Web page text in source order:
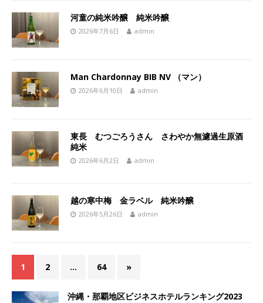
河童の純米吟醸 純米吟醸
2026年7月6日 admin
Man Chardonnay BIB NV （マン）
2026年6月10日 admin
東長 むつごろうさん さわやか無濾過生原酒
純米
2026年6月2日 admin
越の寒中梅 金ラベル 純米吟醸
2026年5月26日 admin
1 2 … 64 »
沖縄・那覇地区ビジネスホテルランキング2023